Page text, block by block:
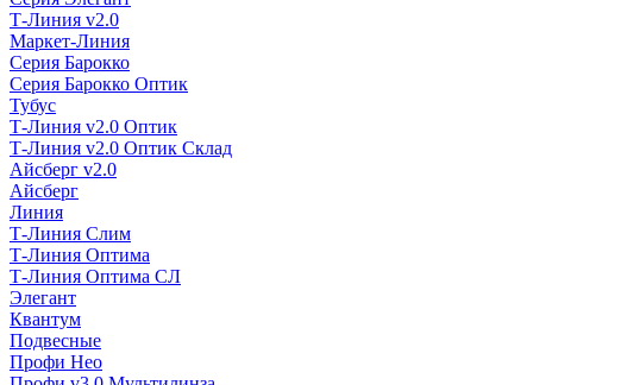
Т-Линия v2.0
Маркет-Линия
Серия Барокко
Серия Барокко Оптик
Тубус
Т-Линия v2.0 Оптик
Т-Линия v2.0 Оптик Склад
Айсберг v2.0
Айсберг
Линия
Т-Линия Слим
Т-Линия Оптима
Т-Линия Оптима СЛ
Элегант
Квантум
Подвесные
Профи Нео